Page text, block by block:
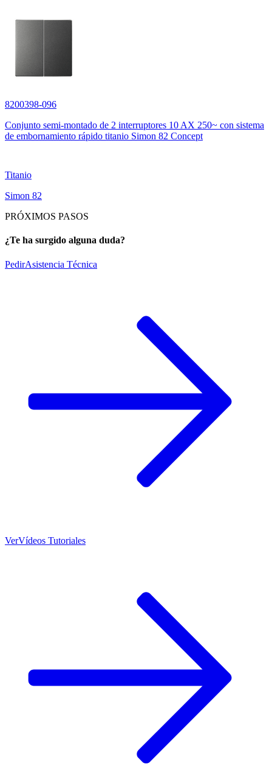
8200398-096
Conjunto semi-montado de 2 interruptores 10 AX 250~ con sistema
de embornamiento rápido titanio Simon 82 Concept
Titanio
Simon 82
PRÓXIMOS PASOS
¿Te ha surgido alguna duda?
PedirAsistencia Técnica
VerVídeos Tutoriales